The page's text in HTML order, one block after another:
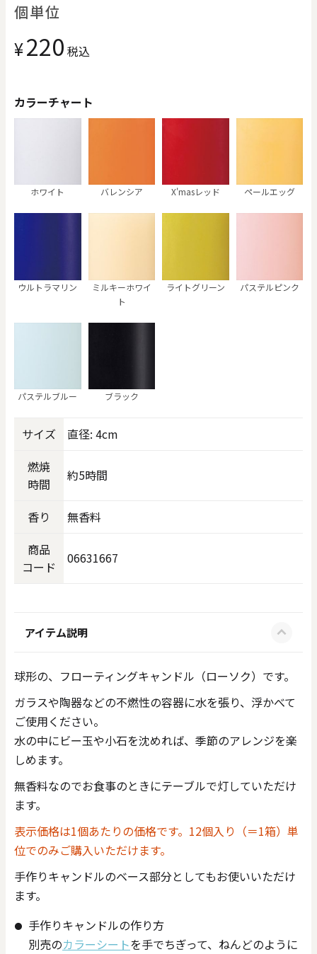
個単位
¥220 税込
カラーチャート
ホワイト バレンシア X'masレッド ペールエッグ
ウルトラマリン
ミルキーホワイ
ト
ライトグリーン パステルピンク
パステルブルー ブラック
サイズ
直径: 4cm
燃焼
時間
約5時間
香り
無香料
商品
コード
06631667
アイテム説明
球形の、フローティングキャンドル（ローソク）です。
ガラスや陶器などの不燃性の容器に水を張り、浮かべて
ご使用ください。
水の中にビー玉や小石を沈めれば、季節のアレンジを楽
しめます。
無香料なのでお食事のときにテーブルで灯していただけ
ます。
表示価格は1個あたりの価格です。12個入り（＝1箱）単
位でのみご購入いただけます。
手作りキャンドルのベース部分としてもお使いいただけ
ます。
手作りキャンドルの作り方
別売のカラーシートを手でちぎって、ねんどのように